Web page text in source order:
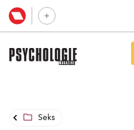
Seks